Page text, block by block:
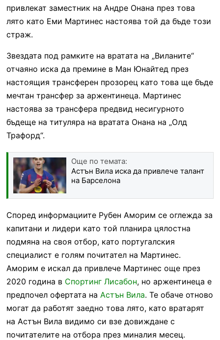
привлекат заместник на Андре Онана през това
лято като Еми Мартинес настоява той да бъде този
страж.
Звездата под рамките на вратата на „Виланите“
отчаяно иска да премине в Ман Юнайтед през
настоящия трансферен прозорец като това ще бъде
мечтан трансфер за аржентинеца. Мартинес
настоява за трансфера предвид несигурното
бъдеще на титуляра на вратата Онана на „Олд
Трафорд“.
Още по темата:
Астън Вила иска да привлече талант
на Барселона
Според информациите Рубен Аморим се оглежда за
капитани и лидери като той планира цялостна
подмяна на своя отбор, като португалския
специалист е голям почитател на Мартинес.
Аморим е искал да привлече Мартинес още през
2020 година в Спортинг Лисабон, но аржентинеца е
предпочел офертата на Астън Вила. Те обаче отново
могат да работят заедно това лято, като вратарят
на Астън Вила видимо си взе довиждане с
почитателите на отбора през миналия месец.